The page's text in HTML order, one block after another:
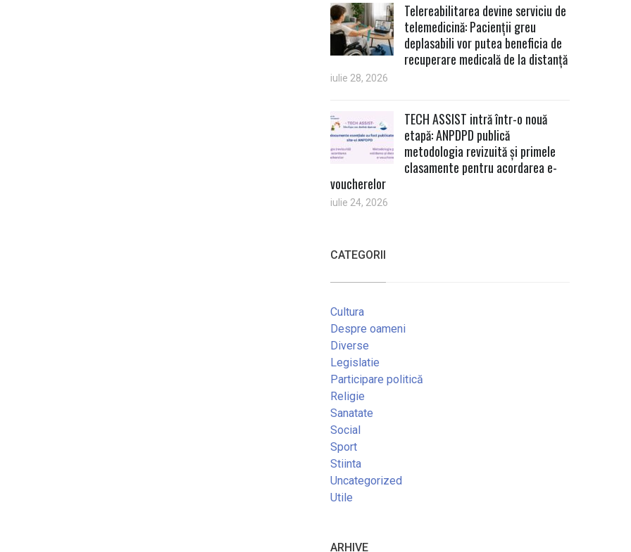
Telereabilitarea devine serviciu de
telemedicină: Pacienții greu
deplasabili vor putea beneficia de
recuperare medicală de la distanță
iulie 28, 2026
TECH ASSIST intră într-o nouă
etapă: ANPDPD publică
metodologia revizuită și primele
clasamente pentru acordarea e-
voucherelor
iulie 24, 2026
CATEGORII
Cultura
Despre oameni
Diverse
Legislatie
Participare politică
Religie
Sanatate
Social
Sport
Stiinta
Uncategorized
Utile
ARHIVE